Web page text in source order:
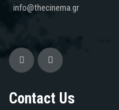
info@thecinema.gr
Contact Us